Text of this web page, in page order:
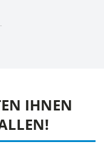
IHNEN